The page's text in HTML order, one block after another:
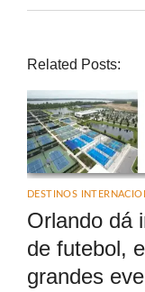
Related Posts:
DESTINOS
Orlando dá
de futebol,
grandes